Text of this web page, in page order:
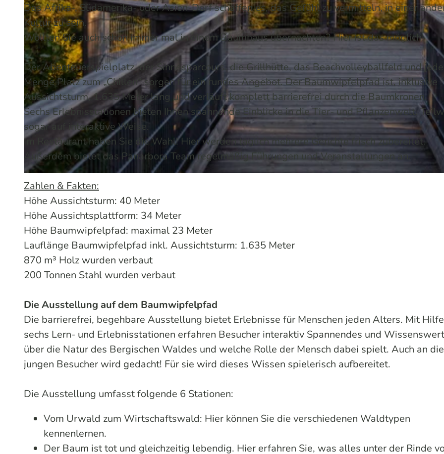
Das Afrika-, Südamerika- oder Asien-Dorf schaffen es, das Gefühl zu vermitteln, in einer
Kultur zu sein.
Wollten Sie auch schon immer mal in einem Baumhaus übernachten? Hier ist das möglich!
Der Abenteuerspielplatz, der Sinnesparcours, die Grillhütte, das Beachvolleyballfeld und jede
Menge Platz zum „Chillen“ sorgen für ein rundes Angebot. Der Baumwipfelpfad ist, inklusive
Aussichtsturm, 1.635 Meter lang und verläuft komplett barrierefrei durch die Baumkronen.
Sechs Erlebnisstationen bieten Ihnen spannende Einblicke in die Tier- und Pflanzenwelt.
sogar auf interaktive Weise.
Im Restaurant haben Sie die Wahl! Hier werden täglich mehrere Gerichte frisch zubereitet.
Außerdem bietet das Panarbora Team regelmäßig Führungen und Veranstaltungen an.
Zahlen & Fakten:
Höhe Aussichtsturm: 40 Meter
Höhe Aussichtsplattform: 34 Meter
Höhe Baumwipfelpfad: maximal 23 Meter
Lauflänge Baumwipfelpfad inkl. Aussichtsturm: 1.635 Meter
870 m³ Holz wurden verbaut
200 Tonnen Stahl wurden verbaut
Die Ausstellung auf dem Baumwipfelpfad
Die barrierefrei, begehbare Ausstellung bietet Erlebnisse für Menschen jeden Alters. Mit
sechs Lern- und Erlebnisstationen erfahren Besucher interaktiv Spannendes und
über die Natur des Bergischen Waldes und welche Rolle der Mensch dabei spielt. Auch an die
jungen Besucher wird gedacht! Für sie wird dieses Wissen spielerisch aufbereitet.
Die Ausstellung umfasst folgende 6 Stationen:
Vom Urwald zum Wirtschaftswald: Hier können Sie die verschiedenen Waldtypen
kennenlernen.
Der Baum ist tot und gleichzeitig lebendig. Hier erfahren Sie, was alles unter der Rinde